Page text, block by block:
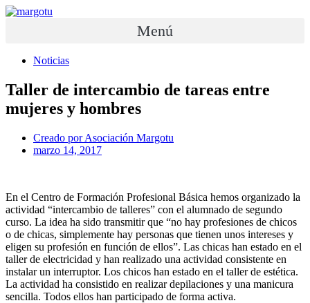
Ir
Menú
Noticias
Taller de intercambio de tareas entre
mujeres y hombres
Creado porAsociación Margotu
marzo 14, 2017
En el Centro de Formación Profesional Básica hemos organizado la
actividad “intercambio de talleres” con el alumnado de segundo
curso. La idea ha sido transmitir que “no hay profesiones de chicos
o de chicas, simplemente hay personas que tienen unos intereses y
eligen su profesión en función de ellos”. Las chicas han estado en el
taller de electricidad y han realizado una actividad consistente en
instalar un interruptor. Los chicos han estado en el taller de estética.
La actividad ha consistido en realizar depilaciones y una manicura
sencilla. Todos ellos han participado de forma activa.